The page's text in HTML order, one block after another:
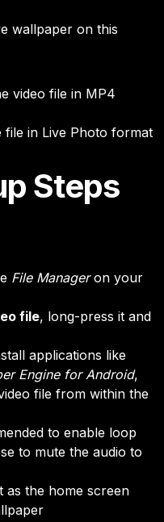
wallpaper on this
video file in MP4
file in Live Photo format
Steps
File Manageron your
file, long-press it and
applications like
Engine for Android,
file from within the
to enable loop
to mute the audio to
as the home screen